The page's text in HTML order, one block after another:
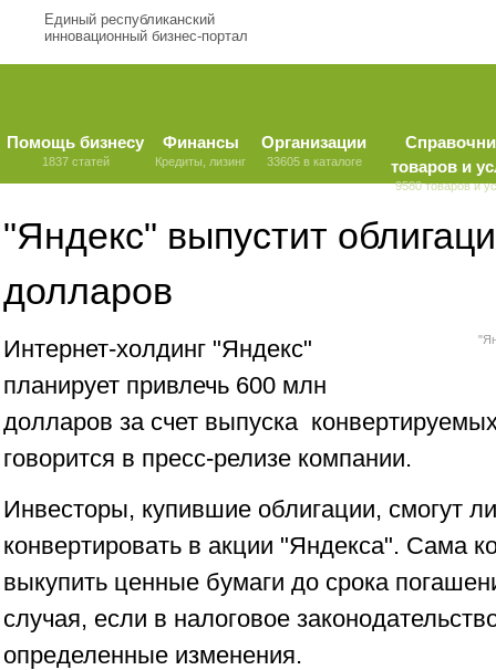
Единый республиканский
инновационный бизнес-портал
Помощь бизнесу
1837 статей
Финансы
Кредиты, лизинг
Организации
33605 в каталоге
товаров и
9580 товаров и
"Яндекс" выпустит
долларов
Интернет-холдинг "Яндекс"
планирует привлечь 600 млн
долларов за счет выпуска
говорится в пресс-релизе компании.
Инвесторы, купившие облигации, смогут
конвертировать в акции "Яндекса". Сама
выкупить ценные бумаги до срока
случая, если в налоговое
определенные изменения.